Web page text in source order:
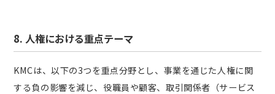
8. 人権における重点テーマ
KMCは、以下の3つを重点分野とし、事業を通じた人権に関
する負の影響を減じ、役職員や顧客、取引関係者（サービス